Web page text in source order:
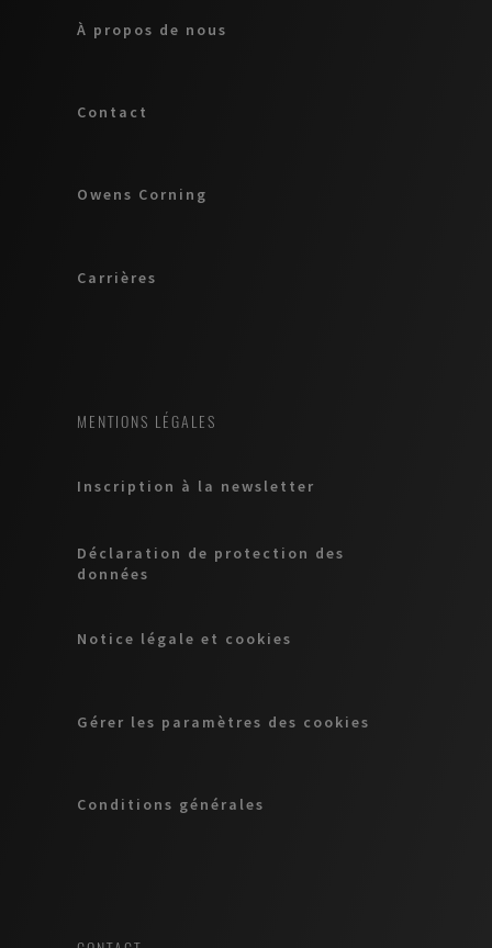
À propos de nous
Contact
Owens Corning
Carrières
MENTIONS LÉGALES
Inscription à la newsletter
Déclaration de protection des
données
Notice légale et cookies
Gérer les paramètres des cookies
Conditions générales